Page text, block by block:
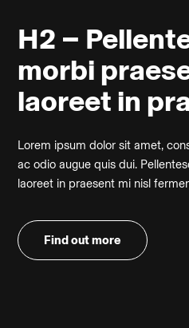
H2 –
morbi
laoreet in
Lorem ipsum dolor sit amet,
ac odio augue quis dui.
laoreet in praesent mi nisl
Find out more